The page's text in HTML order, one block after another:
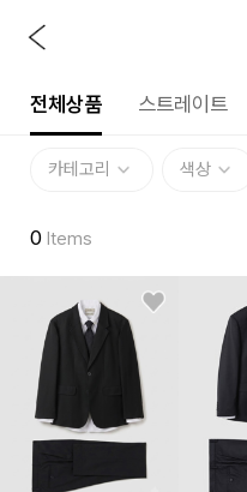
전체상품 스트레이트
카테고리 색상
0 Items